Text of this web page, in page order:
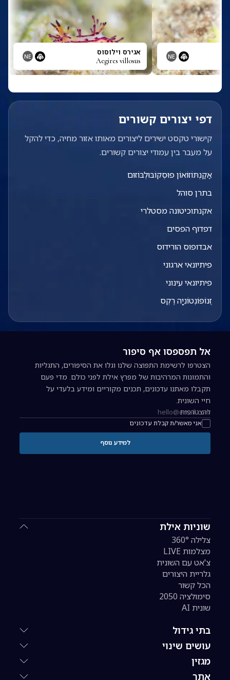
NE אגירס וילוסוס
Aegires villosus
NE
דפי יצורים קשורים
קישורי טקסט ישירים ליצורים מאותו אזור מחיה, כדי להקל
על מעבר בין עמודי יצורים קשורים.
אַקַנְתּוֹזוֹאוֹן פוּסְקוֹבּוּלְבּוֹזוּם
בתרן סוהל
אקנתוכיטונה מסטלרי
דפדוף הפסים
אבדופוס הורידוס
פיתיונאי ארגוני
פיתיונאי עינוני
זֶנוֹפּוֹנְטוֹנִיָה רֶקְס
שוניות אילת
צלילה 360°
מצלמות LIVE
צ'אט עם השונית
גלריית היצורים
הכל קשור
סימולציה 2050
שונית AI
בתי גידול
עושים שינוי
מגזין
אתר
אל תפספסו אף סיפור
הצטרפו לרשימת התפוצה שלנו וגלו את הסיפורים, התגליות
והתמונות המרהיבות של מפרץ אילת לפני כולם. מדי פעם
תקבלו מאתנו עדכונים, תכנים מקוריים ומידע בלעדי על
חיי השונית.
כתובת אימייל להרשמה לניוזלטר
אני מאשר/ת קבלת עדכונים
להצטרפות
למידע נוסף